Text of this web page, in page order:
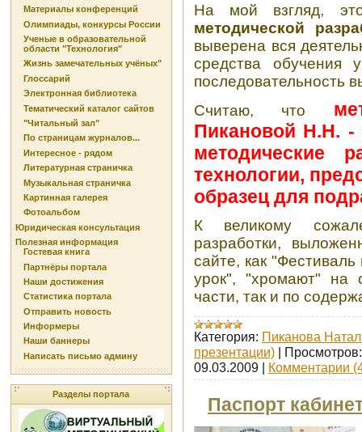
Материалы конференций
Олимпиады, конкурсы России
Ученые в образовательной
области "Технология"
Жизнь замечательных учёных"
Глоссарий
Электронная библиотека
Тематический каталог сайтов
"Читальный зал"
По страницам журналов...
Интересное - рядом
Литературная страничка
Музыкальная страничка
Картинная галерея
Фотоальбом
Юридическая консультация
Полезная информация
Гостевая книга
Партнёры портала
Наши достижения
Статистика портала
Отправить новость
Информеры
Наши баннеры
Написать письмо админу
Разделы портала
На мой взгляд,
методической
выверена вся
средства обучения
последовательность
Считаю, что
Пикановой Н.Н.
методические
технологии,
образец для
К великому
разработки,
сайте, как
урок", "хромают" на
части, так и по
Категория: Пиканова
презентации) | Просмотров:
09.03.2009 | Комментарии
Паспорт